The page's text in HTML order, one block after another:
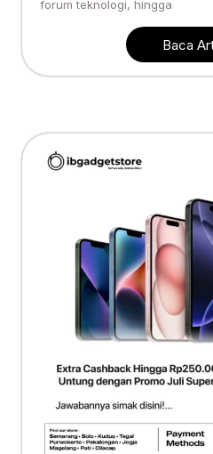
forum teknologi, hingga
Baca